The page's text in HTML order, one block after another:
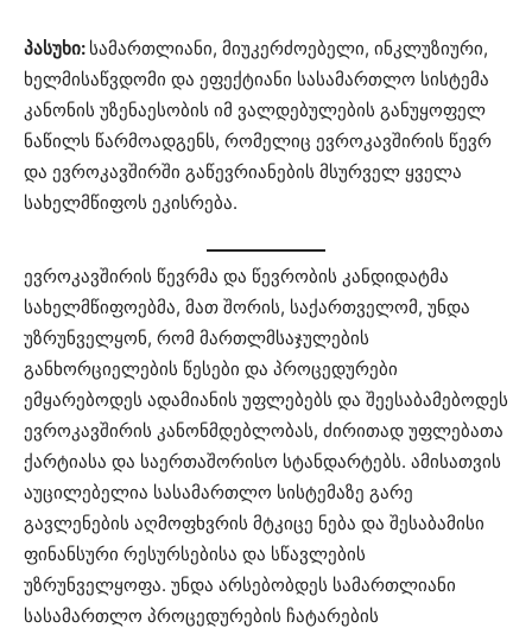
პასუხი: სამართლიანი, მიუკერძოებელი, ინკლუზიური,
ხელმისაწვდომი და ეფექტიანი სასამართლო სისტემა
კანონის უზენაესობის იმ ვალდებულების განუყოფელ
ნაწილს წარმოადგენს, რომელიც ევროკავშირის წევრ
და ევროკავშირში გაწევრიანების მსურველ ყველა
სახელმწიფოს ეკისრება.
ევროკავშირის წევრმა და წევრობის კანდიდატმა
სახელმწიფოებმა, მათ შორის, საქართველომ, უნდა
უზრუნველყონ, რომ მართლმსაჯულების
განხორციელების წესები და პროცედურები
ემყარებოდეს ადამიანის უფლებებს და შეესაბამებოდეს
ევროკავშირის კანონმდებლობას, ძირითად უფლებათა
ქარტიასა და საერთაშორისო სტანდარტებს. ამისათვის
აუცილებელია სასამართლო სისტემაზე გარე
გავლენების აღმოფხვრის მტკიცე ნება და შესაბამისი
ფინანსური რესურსებისა და სწავლების
უზრუნველყოფა. უნდა არსებობდეს სამართლიანი
სასამართლო პროცედურების ჩატარების